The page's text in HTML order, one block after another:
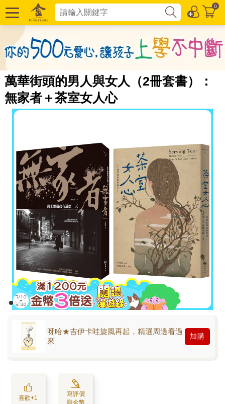
0
萬華街頭的男人與女人（2冊套書）：
無家者＋茶室女人心
呀哈★吉伊卡哇旋風再起，精選周邊看過
來
加購
喜歡+1
寫評價
賺金幣